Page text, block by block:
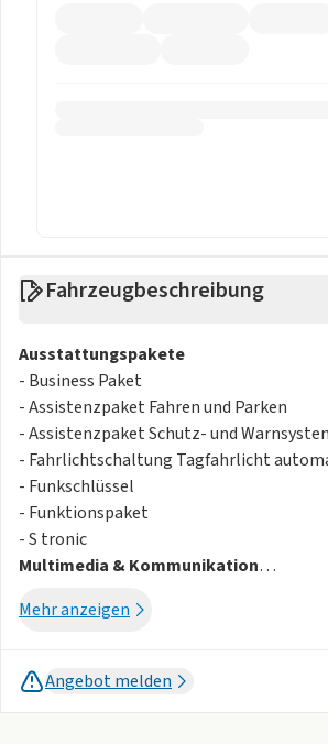
Fahrzeugbeschreibung
Ausstattungspakete
- Business Paket
- Assistenzpaket Fahren und Parken
- Assistenzpaket Schutz- und
- Fahrlichtschaltung Tagfahrlicht
- Funkschlüssel
- Funktionspaket
- S tronic
Multimedia & Kommunikation
- Navigationssystem
- Audi connect
- Audi connect Navigation & Infotainment
Mehr anzeigen
Angebot melden